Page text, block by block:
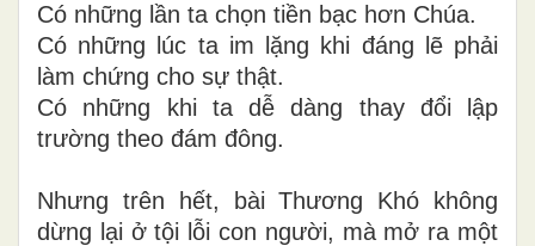
Có những lần ta chọn tiền bạc hơn Chúa.
Có những lúc ta im lặng khi đáng lẽ phải
làm chứng cho sự thật.
Có những khi ta dễ dàng thay đổi lập
trường theo đám đông.
Nhưng trên hết, bài Thương Khó không
dừng lại ở tội lỗi con người, mà mở ra một